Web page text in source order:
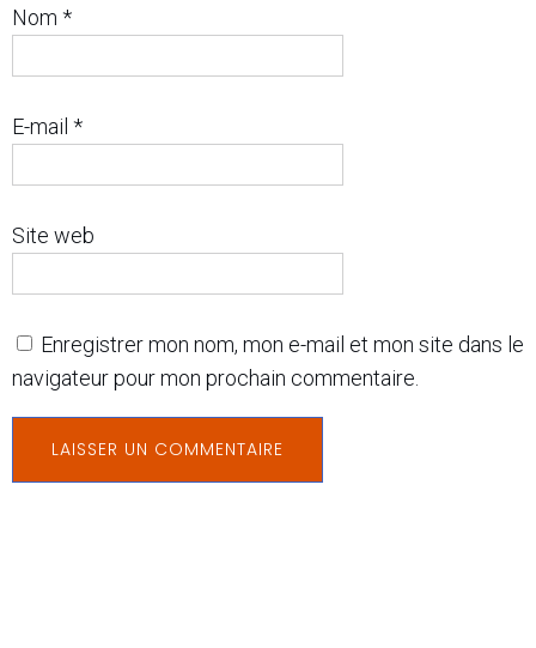
Nom *
E-mail *
Site web
Enregistrer mon nom, mon e-mail et mon site dans le
navigateur pour mon prochain commentaire.